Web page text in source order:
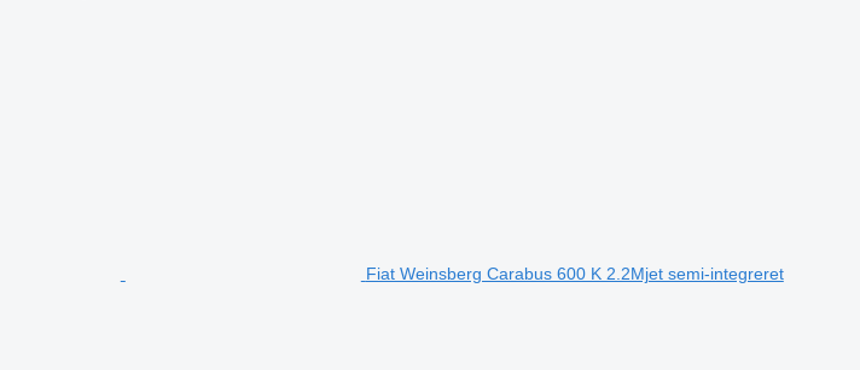
Fiat Weinsberg Carabus 600 K 2.2Mjet semi-integreret